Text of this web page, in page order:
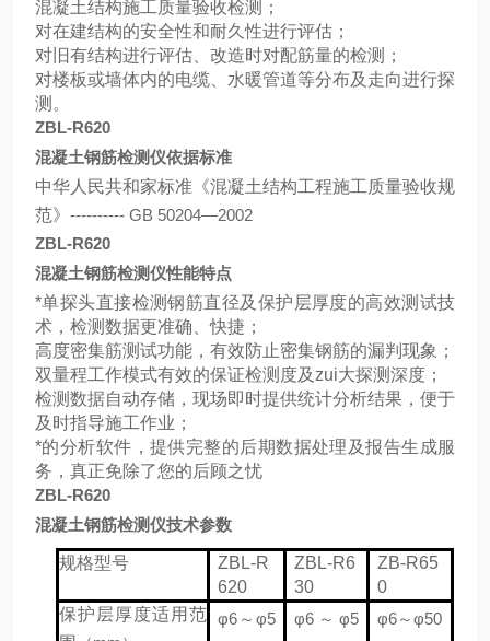
混凝土结构施工质量验收检测；
对在建结构的安全性和耐久性进行评估；
对旧有结构进行评估、改造时对配筋量的检测；
对楼板或墙体内的电缆、水暖管道等分布及走向进行探
测。
ZBL-R620
混凝土钢筋检测仪依据标准
中华人民共和家标准《混凝土结构工程施工质量验收规
范》 ---------- GB 50204—2002
ZBL-R620
混凝土钢筋检测仪性能特点
*单探头直接检测钢筋直径及保护层厚度的高效测试技
术，检测数据更准确、快捷；
高度密集筋测试功能，有效防止密集钢筋的漏判现象；
双量程工作模式有效的保证检测度及zui大探测深度；
检测数据自动存储，现场即时提供统计分析结果，便于
及时指导施工作业；
*的分析软件，提供完整的后期数据处理及报告生成服
务，真正免除了您的后顾之忧
ZBL-R620
混凝土钢筋检测仪技术参数
规格型号
ZBL-R
620
ZBL-R6
30
ZB-R65
0
保护层厚度适用范
φ6 ～ φ5 φ6 ～ φ5 φ6～φ50